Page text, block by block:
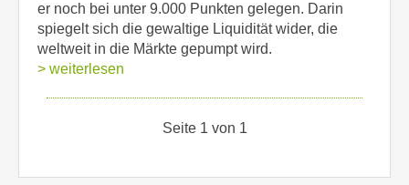
er noch bei unter 9.000 Punkten gelegen. Darin
spiegelt sich die gewaltige Liquidität wider, die
weltweit in die Märkte gepumpt wird.
> weiterlesen
Seite 1 von 1